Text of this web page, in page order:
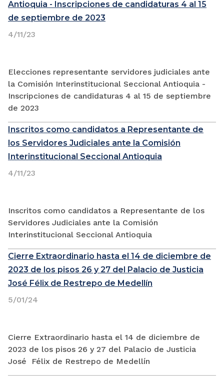
Antioquia - Inscripciones de candidaturas 4 al 15
de septiembre de 2023
Elecciones representante servidores judiciales ante
la Comisión Interinstitucional Seccional Antioquia -
Inscripciones de candidaturas 4 al 15 de septiembre
de 2023
4/11/23
Inscritos como candidatos a Representante de
los Servidores Judiciales ante la Comisión
Interinstitucional Seccional Antioquia
Inscritos como candidatos a Representante de los
Servidores Judiciales ante la Comisión
Interinstitucional Seccional Antioquia
4/11/23
Cierre Extraordinario hasta el 14 de diciembre de
2023 de los pisos 26 y 27 del Palacio de Justicia
José Félix de Restrepo de Medellín
Cierre Extraordinario hasta el 14 de diciembre de
2023 de los pisos 26 y 27 del Palacio de Justicia
José Félix de Restrepo de Medellín
5/01/24